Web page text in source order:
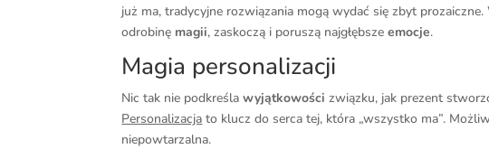
już ma, tradycyjne rozwiązania mogą wydać się zbyt
odrobinę magii, zaskoczą i poruszą najgłębszeemocje.
Magia personalizacji
Nic tak nie podkreślawyjątkowości związku, jak prezent
Personalizacja to klucz do serca tej, która „wszystko ma”.
niepowtarzalna.